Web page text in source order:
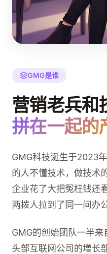
GMG是谁
营销老兵和
拼在一起的
GMG科技诞生于2023
的人不懂技术，做技术
企业花了大把冤枉钱还
两拨人拉到了同一间办
GMG的创始团队一半
头部互联网公司的增长